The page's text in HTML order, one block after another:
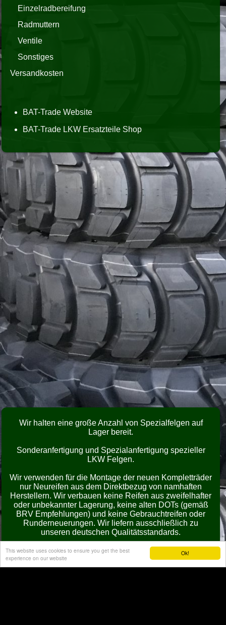
Ok!
This website uses cookies to ensure you get the best
experience on our website
Einzelradbereifung
Radmuttern
Ventile
Sonstiges
Versandkosten
BAT-Trade Website
BAT-Trade LKW Ersatzteile Shop
Wir halten eine große Anzahl von Spezialfelgen auf
Lager bereit.
Sonderanfertigung und Spezialanfertigung spezieller
LKW Felgen.
Wir verwenden für die Montage der neuen Kompletträder
nur Neureifen aus dem Direktbezug von namhaften
Herstellern. Wir verbauen keine Reifen aus zweifelhafter
oder unbekannter Lagerung, keine alten DOTs (gemäß
BRV Empfehlungen) und keine Gebrauchtreifen oder
Runderneuerungen. Wir liefern ausschließlich zu
unseren deutschen Qualitätsstandards.
Für individuelle Angebote sprechen Sie uns bitte an. Wir
produzieren Ihnen Ihre Räder ausschließlich
projektbezogen und erledigen die komplette, auch